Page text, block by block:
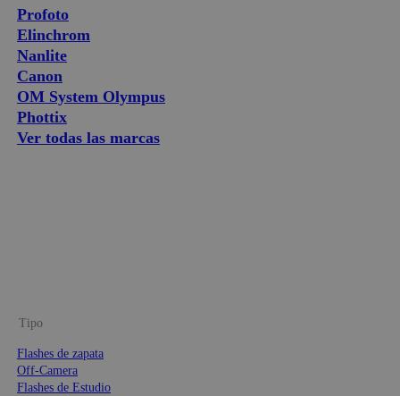
Profoto
Elinchrom
Nanlite
Canon
OM System Olympus
Phottix
Ver todas las marcas
Tipo
Flashes de zapata
Off-Camera
Flashes de Estudio